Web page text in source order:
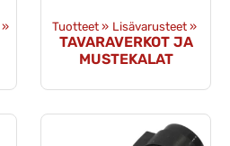
‪» Tuotteet ‪» Lisävarusteet ‪»
TAVARAVERKOT JA
MUSTEKALAT